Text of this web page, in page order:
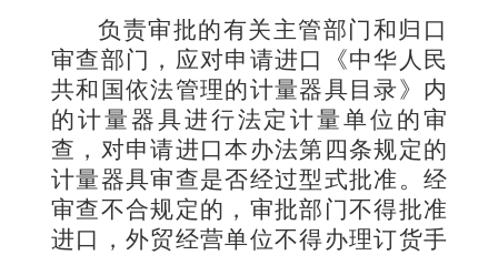
负责审批的有关主管部门和归口
审查部门，应对申请进口《中华人民
共和国依法管理的计量器具目录》内
的计量器具进行法定计量单位的审
查，对申请进口本办法第四条规定的
计量器具审查是否经过型式批准。经
审查不合规定的，审批部门不得批准
进口，外贸经营单位不得办理订货手